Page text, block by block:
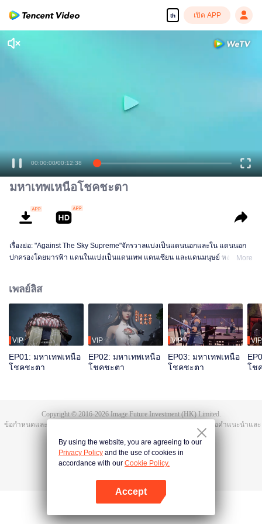
th เปิด APP
เพลิดเพลินกับซีรีส์ความคมชัดสูงอย่างลื่นไหล
00:00:00/00:12:38
มหาเทพเหนือโชคชะตา
เรื่องย่อ: "Against The Sky Supreme"จักรวาลแบ่งเป็นแดนนอกและใน แดนนอก
ปกครองโดยมารฟ้า แดนในแบ่งเป็นแดนเทพ แดนเซียน และแดนมนุษย์ หงเห
สุดท้ายรวมแผ่นดินเทียนฝาเป็นหนึ่ง
More
เพลย์ลิส
VIP
EP01: มหาเทพเหนือ
โชคชะตา
VIP
EP02: มหาเทพเหนือ
โชคชะตา
VIP
EP03: มหาเทพเหนือ
โชคชะตา
VIP
โช
Copyright © 2016-2026Image Future Investment (HK) Limited.
ข้อกำหนดและเงื่อนไข
เสนอคำแนะนำและ
By using the website, you are agreeing to our
Privacy Policy and the use of cookies in
accordance with our Cookie Policy.
Accept